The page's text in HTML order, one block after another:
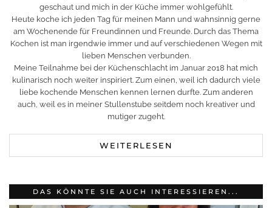
geschaut und mich in der Küche immer wohlgefühlt.
Heute koche ich jeden Tag für meinen Mann und wahnsinnig gerne
am Wochenende für Freundinnen und Freunde. Durch das Thema
Kochen ist man irgendwie immer und auf verschiedenen Wegen mit
lieben Menschen verbunden.
Meine Teilnahme bei der Küchenschlacht im Januar 2018 hat mich
kulinarisch noch weiter inspiriert. Zum einen, weil ich dadurch viele
liebe kochende Menschen kennen lernen durfte. Zum anderen
auch, weil es in meiner Stullenstube seitdem noch kreativer und
mutiger zugeht.
WEITERLESEN
DAS KÖNNTE SIE AUCH INTERESSIEREN...